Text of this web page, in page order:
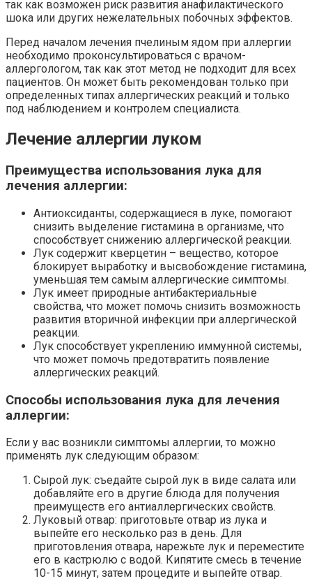
так как возможен риск развития анафилактического
шока или других нежелательных побочных эффектов.
Перед началом лечения пчелиным ядом при аллергии
необходимо проконсультироваться с врачом-
аллергологом, так как этот метод не подходит для всех
пациентов. Он может быть рекомендован только при
определенных типах аллергических реакций и только
под наблюдением и контролем специалиста.
Лечение аллергии луком
Преимущества использования лука для
лечения аллергии:
Антиоксиданты, содержащиеся в луке, помогают
снизить выделение гистамина в организме, что
способствует снижению аллергической реакции.
Лук содержит кверцетин – вещество, которое
блокирует выработку и высвобождение гистамина,
уменьшая тем самым аллергические симптомы.
Лук имеет природные антибактериальные
свойства, что может помочь снизить возможность
развития вторичной инфекции при аллергической
реакции.
Лук способствует укреплению иммунной системы,
что может помочь предотвратить появление
аллергических реакций.
Способы использования лука для лечения
аллергии:
Если у вас возникли симптомы аллергии, то можно
применять лук следующим образом:
Сырой лук: съедайте сырой лук в виде салата или
добавляйте его в другие блюда для получения
преимуществ его антиаллергических свойств.
Луковый отвар: приготовьте отвар из лука и
выпейте его несколько раз в день. Для
приготовления отвара, нарежьте лук и переместите
его в кастрюлю с водой. Кипятите смесь в течение
10-15 минут, затем процедите и выпейте отвар.